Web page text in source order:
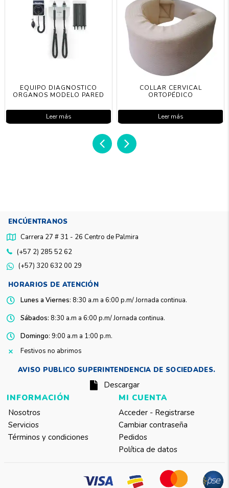
EQUIPO DIAGNOSTICO
ORGANOS MODELO PARED
Leer más
COLLAR CERVICAL
ORTOPÉDICO
Leer más
ENCÚENTRANOS
Carrera 27 # 31 - 26 Centro de Palmira
(+57 2) 285 52 62
(+57) 320 632 00 29
HORARIOS DE ATENCIÓN
Lunes a Viernes: 8:30 a.m a 6:00 p.m/ Jornada continua.
Sábados: 8:30 a.m a 6:00 p.m/ Jornada continua.
Domingo: 9:00 a.m a 1:00 p.m.
Festivos no abrimos
AVISO PUBLICO SUPERINTENDENCIA DE SOCIEDADES.
Descargar
INFORMACIÓN
Nosotros
Servicios
Términos y condiciones
MI CUENTA
Acceder - Registrarse
Cambiar contraseña
Pedidos
Política de datos